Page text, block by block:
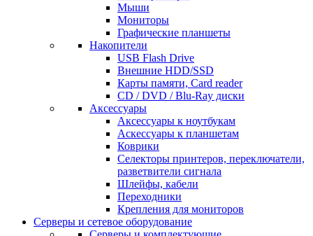
Мыши
Мониторы
Графические планшеты
Накопители
USB Flash Drive
Внешние HDD/SSD
Карты памяти, Card reader
CD / DVD / Blu-Ray диски
Аксессуары
Аксессуары к ноутбукам
Аскессуары к планшетам
Коврики
Селекторы принтеров, переключатели,
разветвители сигнала
Шлейфы, кабели
Переходники
Крепления для мониторов
Серверы и сетевое оборудование